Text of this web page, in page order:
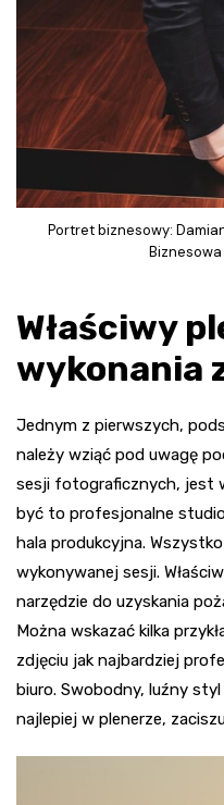
Portret biznesowy:
Właściwy
wykonania
Jednym z pierwszych,
należy wziąć pod uwagę
sesji fotograficznych, jest
być to profesjonalne
hala produkcyjna.
wykonywanej sesji.
narzędzie do uzyskania
Można wskazać kilka
zdjęciu jak najbardziej
biuro. Swobodny, luźny
najlepiej w plenerze,